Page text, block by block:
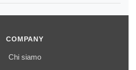
COMPANY
Chi siamo